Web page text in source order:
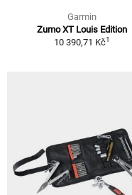
Garmin
Zumo XT Louis Edition
10 390,71 Kč1